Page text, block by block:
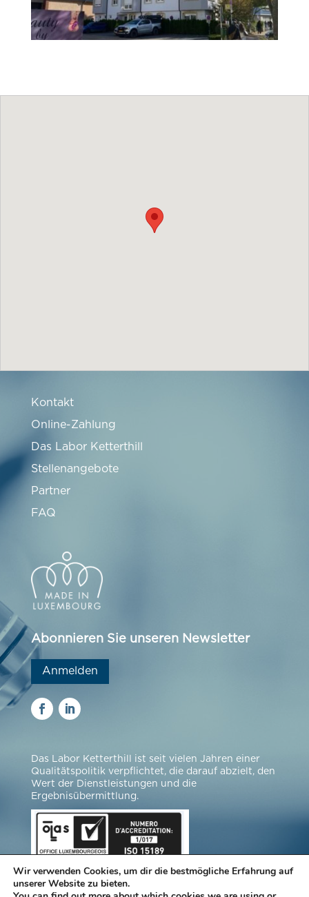
Kontakt
Online-Zahlung
Das Labor Ketterthill
Stellenangebote
Partner
FAQ
Abonnieren Sie unseren Newsletter
Anmelden
Das Labor Ketterthill ist seit vielen Jahren einer
Qualitätspolitik verpflichtet, die darauf abzielt, den
Wert der Dienstleistungen und die
Ergebnisübermittlung.
Wir verwenden Cookies, um dir die bestmögliche Erfahrung auf
unserer Website zu bieten.